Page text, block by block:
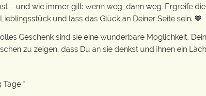
– und wie immer gilt: wenn weg, dann weg. Ergreife
und lass das Glück an Deiner Seite sein. 💙
Geschenk sind sie eine wunderbare Möglichkeit,
zu zeigen, dass Du an sie denkst und ihnen ein
Tage *